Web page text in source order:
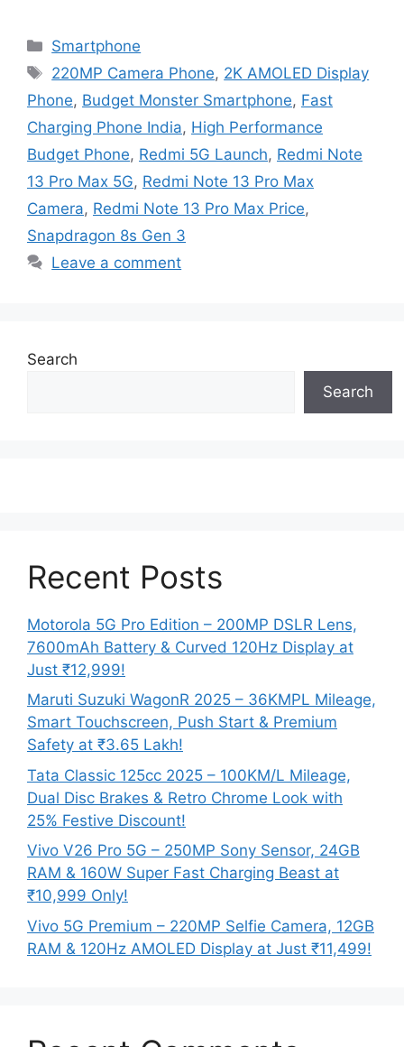
Categories
Smartphone
Tags
220MP Camera Phone, 2K AMOLED Display
Phone, Budget Monster Smartphone, Fast
Charging Phone India, High Performance
Budget Phone, Redmi 5G Launch, Redmi Note
13 Pro Max 5G, Redmi Note 13 Pro Max
Camera, Redmi Note 13 Pro Max Price,
Snapdragon 8s Gen 3
Leave a comment
Search
Search
Recent Posts
Motorola 5G Pro Edition – 200MP DSLR Lens,
7600mAh Battery & Curved 120Hz Display at
Just ₹12,999!
Maruti Suzuki WagonR 2025 – 36KMPL Mileage,
Smart Touchscreen, Push Start & Premium
Safety at ₹3.65 Lakh!
Tata Classic 125cc 2025 – 100KM/L Mileage,
Dual Disc Brakes & Retro Chrome Look with
25% Festive Discount!
Vivo V26 Pro 5G – 250MP Sony Sensor, 24GB
RAM & 160W Super Fast Charging Beast at
₹10,999 Only!
Vivo 5G Premium – 220MP Selfie Camera, 12GB
RAM & 120Hz AMOLED Display at Just ₹11,499!